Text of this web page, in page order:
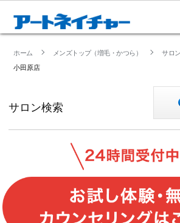
ホーム メンズトップ（増毛・かつら） サロ
小田原店
サロン検索